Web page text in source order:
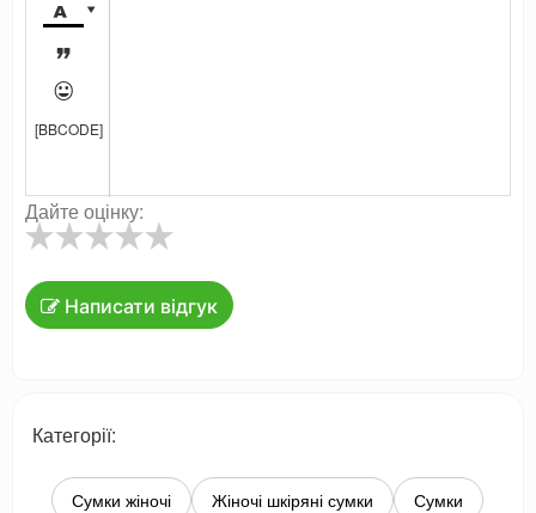




[BBCODE]
Дайте оцінку:
Написати відгук
Категорії:
Сумки жіночі Жіночі шкіряні сумки Сумки